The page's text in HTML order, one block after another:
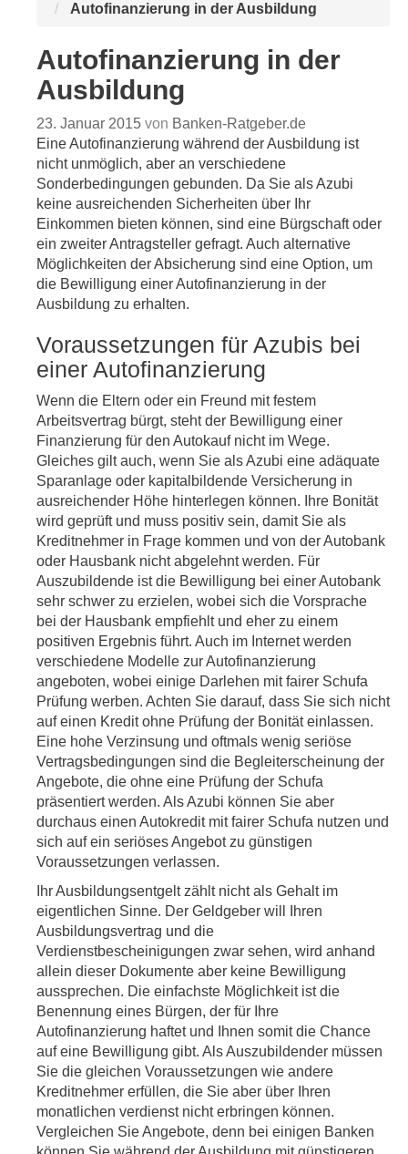
Autofinanzierung in der Ausbildung
Autofinanzierung in der
Ausbildung
23. Januar 2015 von Banken-Ratgeber.de
Eine Autofinanzierung während der Ausbildung ist
nicht unmöglich, aber an verschiedene
Sonderbedingungen gebunden. Da Sie als Azubi
keine ausreichenden Sicherheiten über Ihr
Einkommen bieten können, sind eine Bürgschaft oder
ein zweiter Antragsteller gefragt. Auch alternative
Möglichkeiten der Absicherung sind eine Option, um
die Bewilligung einer Autofinanzierung in der
Ausbildung zu erhalten.
Voraussetzungen für Azubis bei
einer Autofinanzierung
Wenn die Eltern oder ein Freund mit festem
Arbeitsvertrag bürgt, steht der Bewilligung einer
Finanzierung für den Autokauf nicht im Wege.
Gleiches gilt auch, wenn Sie als Azubi eine adäquate
Sparanlage oder kapitalbildende Versicherung in
ausreichender Höhe hinterlegen können. Ihre Bonität
wird geprüft und muss positiv sein, damit Sie als
Kreditnehmer in Frage kommen und von der Autobank
oder Hausbank nicht abgelehnt werden. Für
Auszubildende ist die Bewilligung bei einer Autobank
sehr schwer zu erzielen, wobei sich die Vorsprache
bei der Hausbank empfiehlt und eher zu einem
positiven Ergebnis führt. Auch im Internet werden
verschiedene Modelle zur Autofinanzierung
angeboten, wobei einige Darlehen mit fairer Schufa
Prüfung werben. Achten Sie darauf, dass Sie sich nicht
auf einen Kredit ohne Prüfung der Bonität einlassen.
Eine hohe Verzinsung und oftmals wenig seriöse
Vertragsbedingungen sind die Begleiterscheinung der
Angebote, die ohne eine Prüfung der Schufa
präsentiert werden. Als Azubi können Sie aber
durchaus einen Autokredit mit fairer Schufa nutzen und
sich auf ein seriöses Angebot zu günstigen
Voraussetzungen verlassen.
Ihr Ausbildungsentgelt zählt nicht als Gehalt im
eigentlichen Sinne. Der Geldgeber will Ihren
Ausbildungsvertrag und die
Verdienstbescheinigungen zwar sehen, wird anhand
allein dieser Dokumente aber keine Bewilligung
aussprechen. Die einfachste Möglichkeit ist die
Benennung eines Bürgen, der für Ihre
Autofinanzierung haftet und Ihnen somit die Chance
auf eine Bewilligung gibt. Als Auszubildender müssen
Sie die gleichen Voraussetzungen wie andere
Kreditnehmer erfüllen, die Sie aber über Ihren
monatlichen verdienst nicht erbringen können.
Vergleichen Sie Angebote, denn bei einigen Banken